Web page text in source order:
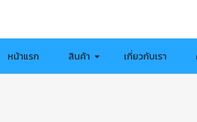
หน้าแรก สินค้า เกี่ยวกับเรา